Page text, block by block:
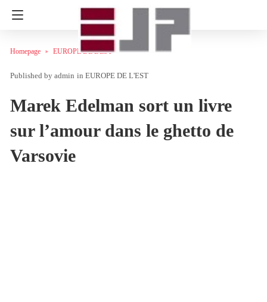
Homepage EUROPE DE L'EST
admin in EUROPE DE L'EST
Marek Edelman sort un livre
sur l’amour dans le ghetto de
Varsovie